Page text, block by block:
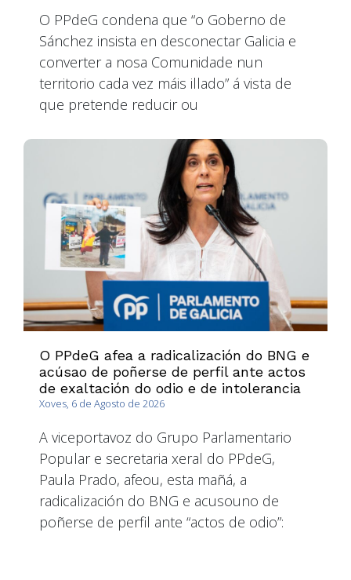
O PPdeG condena que “o Goberno de
Sánchez insista en desconectar Galicia e
converter a nosa Comunidade nun
territorio cada vez máis illado” á vista de
que pretende reducir ou
O PPdeG afea a radicalización do BNG e
acúsao de poñerse de perfil ante actos
de exaltación do odio e de intolerancia
Xoves, 6 de Agosto de 2026
A viceportavoz do Grupo Parlamentario
Popular e secretaria xeral do PPdeG,
Paula Prado, afeou, esta mañá, a
radicalización do BNG e acusouno de
poñerse de perfil ante “actos de odio”: